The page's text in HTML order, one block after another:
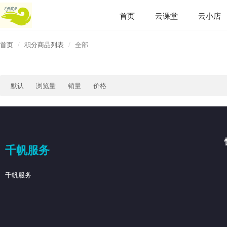
首页 云课堂 云小店
首页 积分商品列表 全部
默认 浏览量 销量 价格
千帆服务
千帆服务